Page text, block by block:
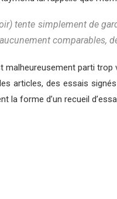
tente simplement de
comparables,
malheureusement parti trop
articles, des essais
la forme d’un recueil